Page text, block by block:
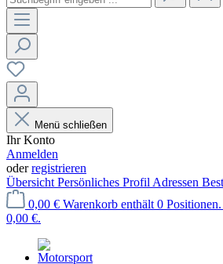
Menü schließen
Ihr Konto
Anmelden
oderregistrieren
Übersicht Persönliches Profil Adressen
0,00 € Warenkorb enthält 0
0,00 €.